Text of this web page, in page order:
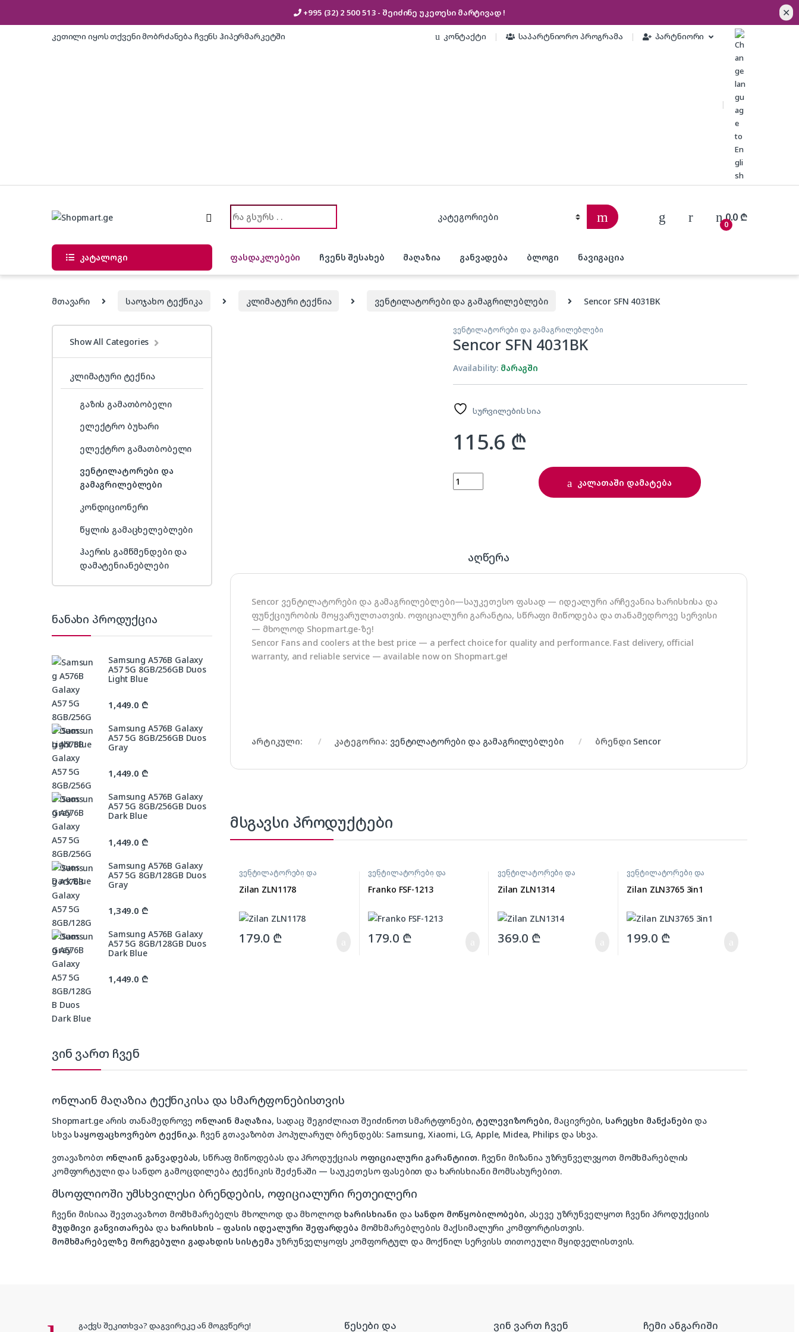
+995 (32) 2 500 513 - შეიძინე უკეთესი მარტივად ! ✕
კეთილი იყოს თქვენი მობრძანება ჩვენს ჰიპერმარკეტში კონტაქტი საპარტნიორო პროგრამა პარტნიორი
Search for:
0
0.0 ₾
კატალოგი ფასდაკლებები ჩვენს შესახებ მაღაზია განვადება ბლოგი ნავიგაცია
მთავარი საოჯახო ტექნიკა კლიმატური ტექნია ვენტილატორები და გამაგრილებლები Sencor SFN 4031BK
ვენტილატორები და გამაგრილებლები
Sencor SFN 4031BK
Availability: მარაგში
სურვილების სია
115.6 ₾
Sencor SFN 4031BK quantity კალათაში დამატება
აღწერა
Sencor ვენტილატორები და გამაგრილებლები—საუკეთესო ფასად — იდეალური არჩევანია ხარისხისა და
ფუნქციურობის მოყვარულთათვის. ოფიციალური გარანტია, სწრაფი მიწოდება და თანამედროვე სერვისი
— მხოლოდ Shopmart.ge-ზე!
Sencor Fans and coolers at the best price — a perfect choice for quality and performance. Fast delivery, official
warranty, and reliable service — available now on Shopmart.ge!
არტიკული: კატეგორია: ვენტილატორები და გამაგრილებლები ბრენდი Sencor
მსგავსი პროდუქტები
ვენტილატორები და
გამაგრილებლები
Zilan ZLN1178
179.0 ₾
ვენტილატორები და
გამაგრილებლები
Franko FSF-1213
179.0 ₾
ვენტილატორები და
გამაგრილებლები
Zilan ZLN1314
369.0 ₾
ვენტილატორები და
გამაგრილებლები
Zilan ZLN3765 3in1
199.0 ₾
Show All Categories
კლიმატური ტექნია
გაზის გამათბობელი
ელექტრო ბუხარი
ელექტრო გამათბობელი
ვენტილატორები და
გამაგრილებლები
კონდიციონერი
წყლის გამაცხელებლები
ჰაერის გამწმენდები და
დამატენიანებლები
ნანახი პროდუქცია
Samsung A576B Galaxy
A57 5G 8GB/256GB Duos
Light Blue
1,449.0 ₾
Samsung A576B Galaxy
A57 5G 8GB/256GB Duos
Gray
1,449.0 ₾
Samsung A576B Galaxy
A57 5G 8GB/256GB Duos
Dark Blue
1,449.0 ₾
Samsung A576B Galaxy
A57 5G 8GB/128GB Duos
Gray
1,349.0 ₾
Samsung A576B Galaxy
A57 5G 8GB/128GB Duos
Dark Blue
1,449.0 ₾
ვინ ვართ ჩვენ
ონლაინ მაღაზია ტექნიკისა და სმარტფონებისთვის
Shopmart.ge არის თანამედროვე ონლაინ მაღაზია, სადაც შეგიძლიათ შეიძინოთ სმარტფონები, ტელევიზორები, მაცივრები, სარეცხი მანქანები და
სხვა საყოფაცხოვრებო ტექნიკა. ჩვენ გთავაზობთ პოპულარულ ბრენდებს: Samsung, Xiaomi, LG, Apple, Midea, Philips და სხვა.
ვთავაზობთ ონლაინ განვადებას, სწრაფ მიწოდებას და პროდუქციას ოფიციალური გარანტიით. ჩვენი მიზანია უზრუნველვყოთ მომხმარებლის
კომფორტული და სანდო გამოცდილება ტექნიკის შეძენაში — საუკეთესო ფასებით და ხარისხიანი მომსახურებით.
მსოფლიოში უმსხვილესი ბრენდების, ოფიციალური რეთეილერი
ჩვენი მისიაა შევთავაზოთ მომხმარებელს მხოლოდ და მხოლოდ ხარისხიანი და სანდო მოწყობილობები, ასევე უზრუნველყოთ ჩვენი პროდუქციის
მუდმივი განვითარება და ხარისხის – ფასის იდეალური შეფარდებამომხმარებლების მაქსიმალური კომფორტისთვის.
მომხმარებელზე მორგებული გადახდის სისტემაუზრუნველყოფს კომფორტულ და მოქნილ სერვისს თითოეული მყიდველისთვის.
გაქვს შეკითხვა? დაგვირეკე ან მოგვწერე!
წესები და
ვინ ვართ ჩვენ ჩემი ანგარიში